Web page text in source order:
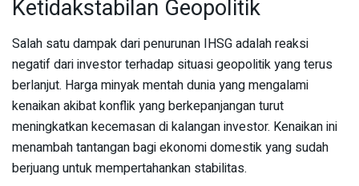
Ketidakstabilan Geopolitik
Salah satu dampak dari penurunan IHSG adalah reaksi
negatif dari investor terhadap situasi geopolitik yang terus
berlanjut. Harga minyak mentah dunia yang mengalami
kenaikan akibat konflik yang berkepanjangan turut
meningkatkan kecemasan di kalangan investor. Kenaikan ini
menambah tantangan bagi ekonomi domestik yang sudah
berjuang untuk mempertahankan stabilitas.